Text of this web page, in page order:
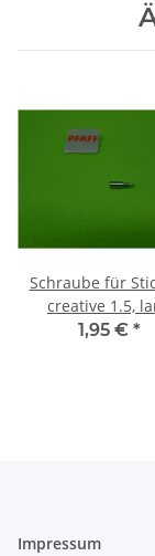
Schraube für
creative 1.5,
1,95 € *
Impressum